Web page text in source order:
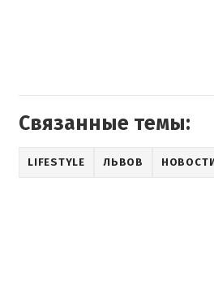
Связанные темы:
LIFESTYLE ЛЬВОВ